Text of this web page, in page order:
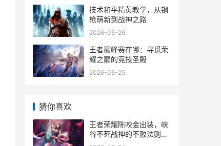
技术和平精英教学，从钢
枪萌新到战神之路
2026-05-26
王者巅峰赛在哪：寻觅荣
耀之巅的竞技圣殿
2026-05-25
猜你喜欢
王者荣耀陈咬金出装，峡
谷不死战神的不败法则，
副标题，坦度与骚扰的艺